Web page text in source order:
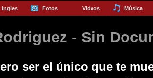
Ingles Fotos Videos Música
- Sin
ser el único que te